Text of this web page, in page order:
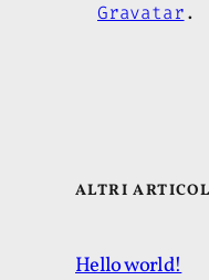
Gravatar.
ALTRI
Hello world!